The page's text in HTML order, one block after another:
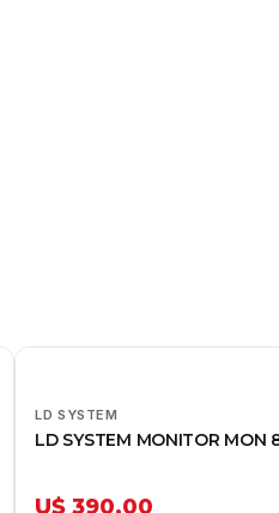
LD SYSTEM
LD SYSTEM MONITOR MON
U$ 390,00